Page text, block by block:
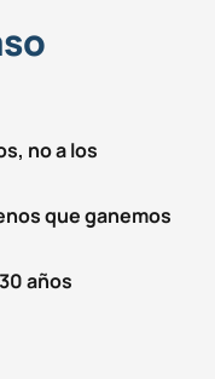
no a los
que ganemos
años